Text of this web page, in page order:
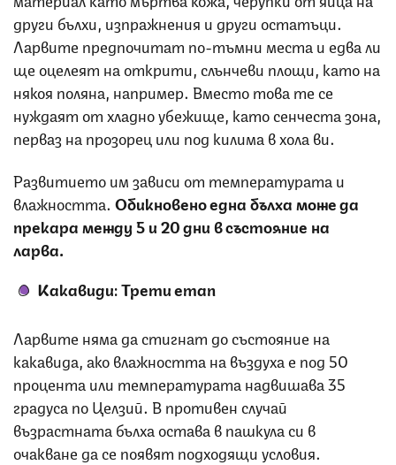
други бълхи, изпражнения и други остатъци.
Ларвите предпочитат по-тъмни места и едва ли
ще оцелеят на открити, слънчеви площи, като на
някоя поляна, например. Вместо това те се
нуждаят от хладно убежище, като сенчеста зона,
перваз на прозорец или под килима в хола ви.
Развитието им зависи от температурата и
влажността. Обикновено една бълха може да
прекара между 5 и 20 дни в състояние на
ларва.
Какавиди: Трети етап
Ларвите няма да стигнат до състояние на
какавида, ако влажността на въздуха е под 50
процента или температурата надвишава 35
градуса по Целзий. В противен случай
възрастната бълха остава в пашкула си в
очакване да се появят подходящи условия.